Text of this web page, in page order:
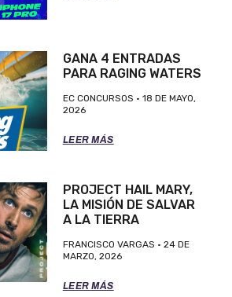
GANA 4 ENTRADAS
PARA RAGING WATERS
EC CONCURSOS
18 DE MAYO,
2026
LEER MÁS
PROJECT HAIL MARY,
LA MISIÓN DE SALVAR
A LA TIERRA
FRANCISCO VARGAS
24 DE
MARZO, 2026
LEER MÁS